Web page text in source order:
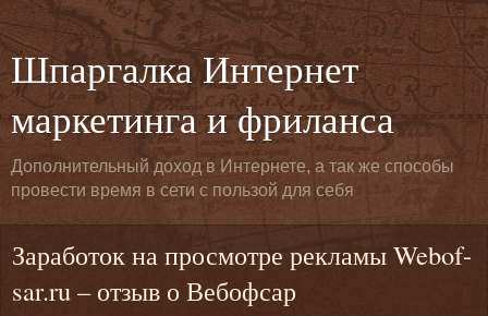
Шпаргалка Интернет
маркетинга и фриланса
Дополнительный доход в Интернете, а так же способы
провести время в сети с пользой для себя
Заработок на просмотре рекламы Webof-
sar.ru – отзыв о Вебофсар